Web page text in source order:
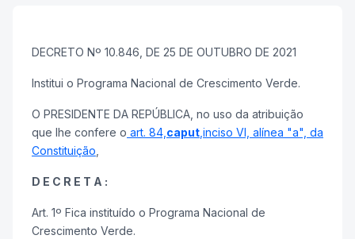
DECRETO Nº 10.846, DE 25 DE OUTUBRO DE 2021
Institui o Programa Nacional de Crescimento Verde.
O PRESIDENTE DA REPÚBLICA, no uso da atribuição
que lhe confere o art. 84, caput ,inciso VI, alínea "a", da
Constituição
D E C R E T A :
Art. 1º Fica instituído o Programa Nacional de
Crescimento Verde.